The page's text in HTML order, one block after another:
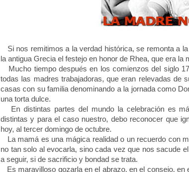
Si nos remitimos a la verdad histórica, se remonta a
la antigua Grecia el festejo en honor de Rhea, que era
Mucho tiempo después en los comienzos del siglo
todas las madres trabajadoras, que eran relevadas de
casas con su familia denominando a la jornada como
una torta dulce.
En distintas partes del mundo la celebración es
distintas y para el caso nuestro, debo reconocer que
hoy, al tercer domingo de octubre.
La mamá es una mágica realidad o un recuerdo con
no tan solo al evocarla, sino cada vez que nos sacude
a seguir, si de sacrificio y bondad se trata.
Es maravilloso gozarla en el abrazo, en el consejo, en